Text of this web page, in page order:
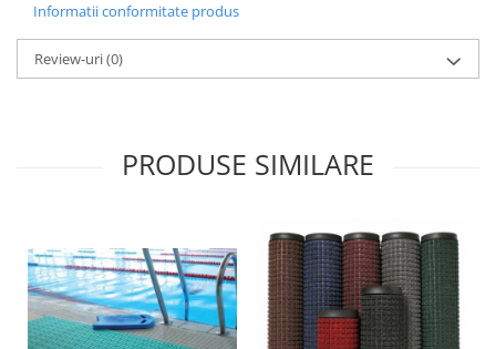
Informatii conformitate produs
Review-uri(0)
PRODUSE SIMILARE